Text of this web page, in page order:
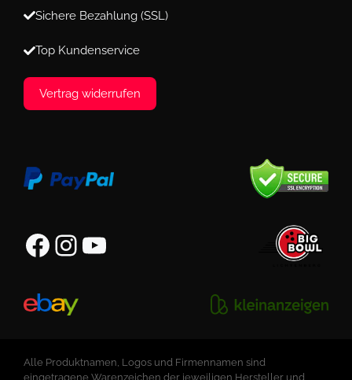
Sichere Bezahlung (SSL)
Top Kundenservice
Vertrag widerrufen
Facebook
Instagram
YouTube
Alle Produktnamen, Logos und Firmennamen sind
eingetragene Warenzeichen der jeweiligen Hersteller und